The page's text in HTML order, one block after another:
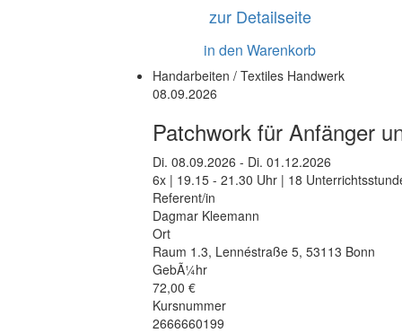
zur Detailseite
in den Warenkorb
Handarbeiten / Textiles Handwerk
08.09.2026
Patchwork für Anfänger
Di. 08.09.2026 - Di. 01.12.2026
6x | 19.15 - 21.30 Uhr | 18
Referent/in
Dagmar Kleemann
Ort
Raum 1.3, Lennéstraße 5, 53113 Bonn
GebÃ¼hr
72,00 €
Kursnummer
2666660199